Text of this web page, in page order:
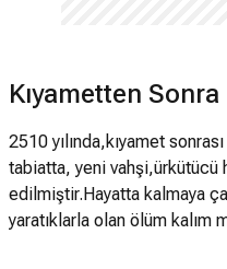
Kıyametten
2510 yılında,kıyamet
tabiatta, yeni vahşi,ürkütücü
edilmiştir.Hayatta kalmaya
yaratıklarla olan ölüm kalım